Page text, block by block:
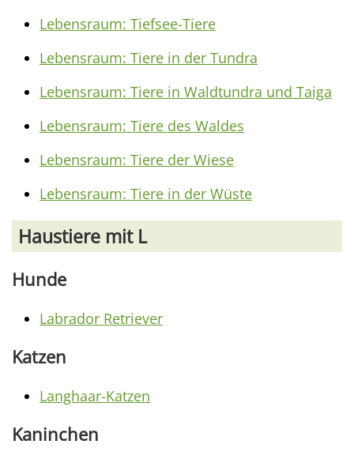
Lebensraum: Tiefsee-Tiere
Lebensraum: Tiere in der Tundra
Lebensraum: Tiere in Waldtundra und Taiga
Lebensraum: Tiere des Waldes
Lebensraum: Tiere der Wiese
Lebensraum: Tiere in der Wüste
Haustiere mit L
Hunde
Labrador Retriever
Katzen
Langhaar-Katzen
Kaninchen